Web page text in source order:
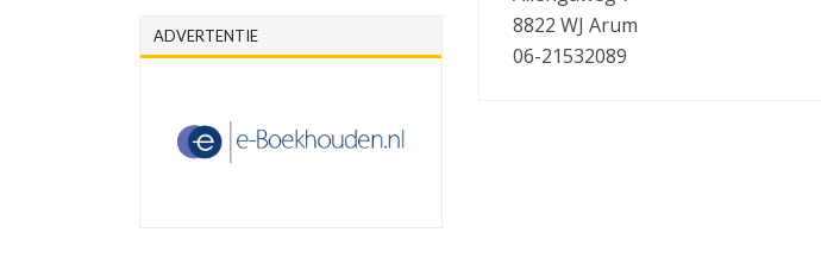
8822 WJ Arum
06-21532089
ADVERTENTIE